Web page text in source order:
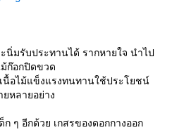
มรับประทานได้ รากหายใจ นำไป
ก๊อกปิดขวด
นื้อไม้แข็งแรงทนทานใช้ประโยชน์
ยหลายอย่าง
ก ๆ อีกด้วย เกสรของดอกกางออก